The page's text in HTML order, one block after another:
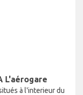
L'aérogare
à l'interieur du